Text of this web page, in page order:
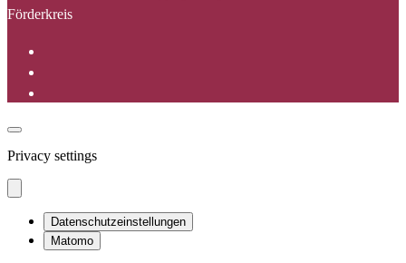
Förderkreis
Privacy settings
Datenschutzeinstellungen
Matomo